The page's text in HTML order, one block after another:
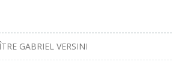
GABRIEL VERSINI